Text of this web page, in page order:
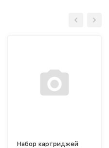
Набор картриджей